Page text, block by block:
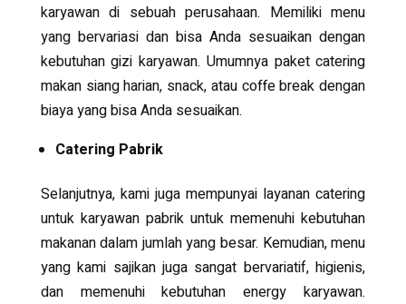
karyawan di sebuah perusahaan. Memiliki menu
yang bervariasi dan bisa Anda sesuaikan dengan
kebutuhan gizi karyawan. Umumnya paket catering
makan siang harian, snack, atau coffe break dengan
biaya yang bisa Anda sesuaikan.
Catering Pabrik
Selanjutnya, kami juga mempunyai layanan catering
untuk karyawan pabrik untuk memenuhi kebutuhan
makanan dalam jumlah yang besar. Kemudian, menu
yang kami sajikan juga sangat bervariatif, higienis,
dan memenuhi kebutuhan energy karyawan.